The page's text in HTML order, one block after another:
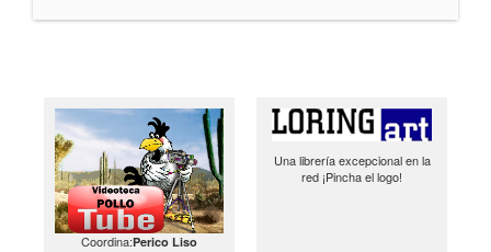
Coordina:Perico Liso
Una librería excepcional en la
red ¡Pincha el logo!